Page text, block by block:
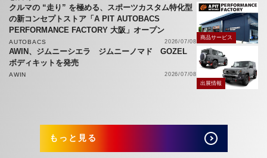
クルマの “走り” を極める、スポーツカスタム特化型
の新コンセプトストア「A PIT AUTOBACS
PERFORMANCE FACTORY 大阪」オープン
AUTOBACS 2026/07/08
商品サービス
AWIN、ジムニーシエラ ジムニーノマド GOZEL
ボディキットを発売
AWIN
2026/07/08
出展情報
もっと見る